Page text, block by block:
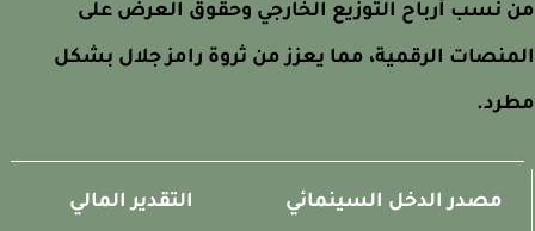
نسب أرباح التوزيع الخارجي وحقوق العرض على
الرقمية، مما يعزز من ثروة رامز جلال بشكل
مصدر الدخل السينمائي التقدير المالي